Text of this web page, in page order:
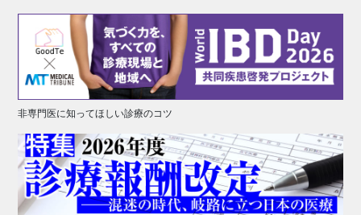
非専門医に知ってほしい診療のコツ